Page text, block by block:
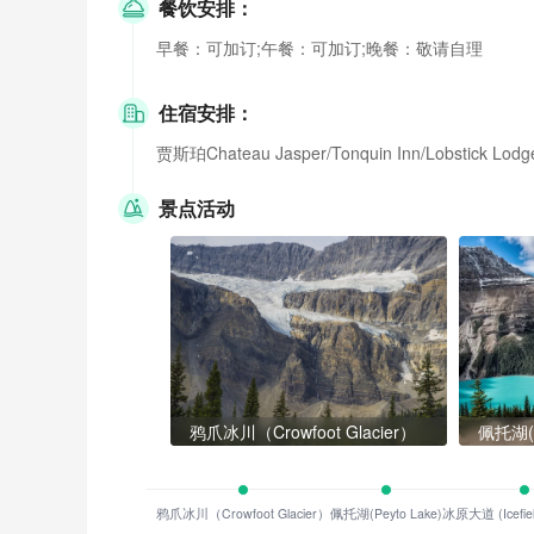
餐饮安排：
早餐：可加订;午餐：可加订;晚餐：敬请自理
住宿安排：
贾斯珀Chateau Jasper/Tonquin Inn/Lobstick
景点活动
鸦爪冰川（Crowfoot Glacier） 佩托湖
鸦爪冰川（Crowfoot Glacier） 佩托湖(Peyto Lake)冰原大道